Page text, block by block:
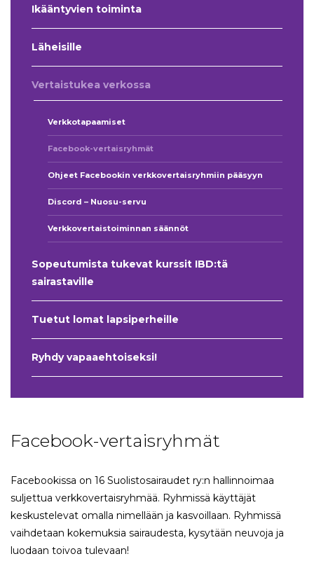
Ikääntyvien toiminta
Läheisille
Vertaistukea verkossa
Verkkotapaamiset
Facebook-vertaisryhmät
Ohjeet Facebookin verkkovertaisryhmiin pääsyyn
Discord – Nuosu-servu
Verkkovertaistoiminnan säännöt
Sopeutumista tukevat kurssit IBD:tä
sairastaville
Tuetut lomat lapsiperheille
Ryhdy vapaaehtoiseksi!
Facebook-vertaisryhmät
Facebookissa on 16 Suolistosairaudet ry:n hallinnoimaa
suljettua verkkovertaisryhmää. Ryhmissä käyttäjät
keskustelevat omalla nimellään ja kasvoillaan. Ryhmissä
vaihdetaan kokemuksia sairaudesta, kysytään neuvoja ja
luodaan toivoa tulevaan!